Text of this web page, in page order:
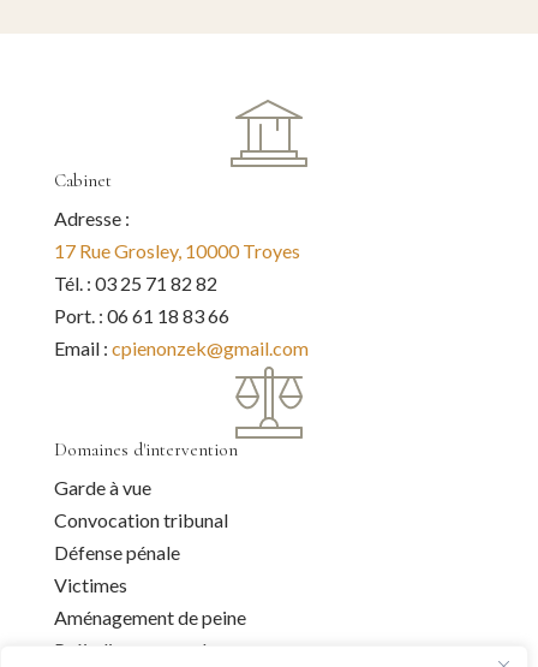
Cabinet
Adresse :
17 Rue Grosley, 10000 Troyes
Tél. : 03 25 71 82 82
Port. : 06 61 18 83 66
Email : cpienonzek@gmail.com
Domaines d'intervention
Garde à vue
Convocation tribunal
Défense pénale
Victimes
Aménagement de peine
Préjudice corporel